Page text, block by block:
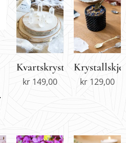
Kvartskrystall
kr 149,00
Krystallskje
kr 129,00